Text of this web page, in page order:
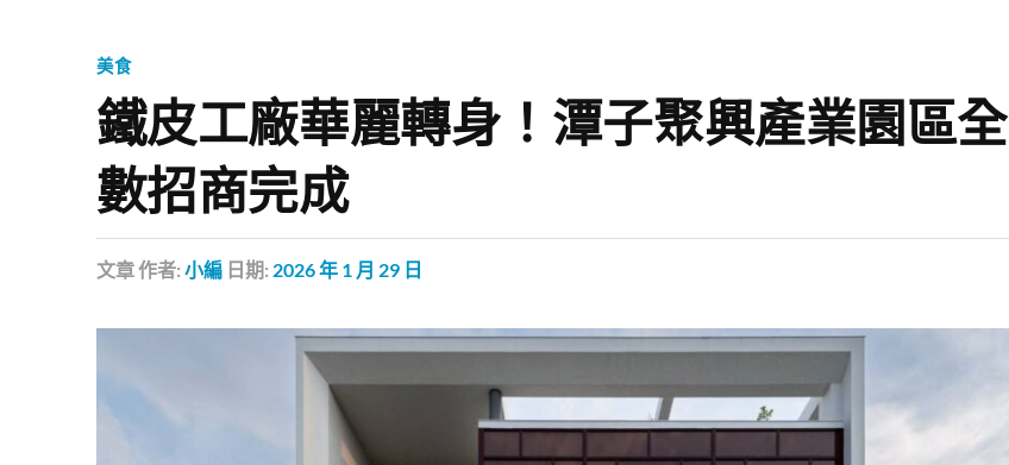
美食
鐵皮工廠華麗轉身！潭子聚興產業園區全
數招商完成
文章作者: 小編 日期: 2026 年 1 月 29 日